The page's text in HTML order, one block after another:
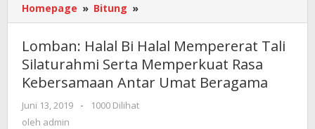
Homepage » Bitung »
Halal
Halal
Mempererat
Tali
Lomban: Halal Bi Halal Mempererat Tali
Silaturahmi Serta Memperkuat Rasa
Kebersamaan Antar Umat Beragama
Juni 13, 2019
oleh
-
1000 Dilihat
oleh admin